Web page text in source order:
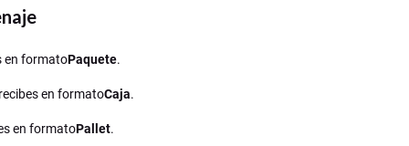
en formatoPaquete.
en formatoCaja.
en formatoPallet.